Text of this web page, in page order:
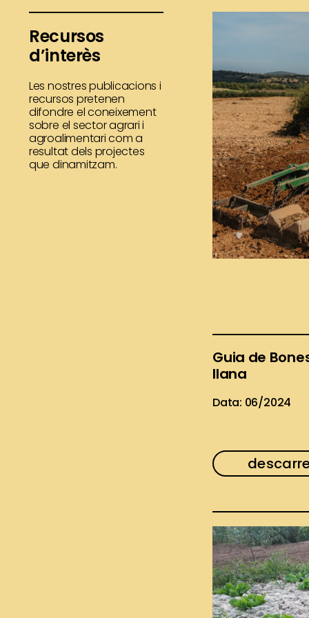
Recursos
d’interès
Les nostres publicacions i
recursos pretenen
difondre el coneixement
sobre el sector agrari i
agroalimentari com a
resultat dels projectes
que dinamitzam.
Guia de
llana
Data: 06/2024